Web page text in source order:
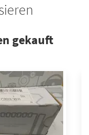
gekauft